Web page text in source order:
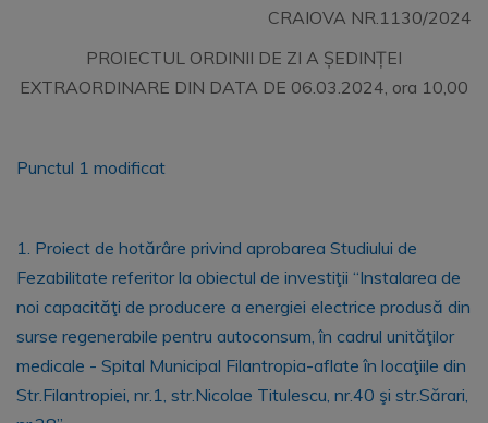
CRAIOVA NR.1130/2024
PROIECTUL ORDINII DE ZI A ȘEDINȚEI
EXTRAORDINARE DIN DATA DE 06.03.2024, ora 10,00
Punctul 1 modificat
1. Proiect de hotărâre privind aprobarea Studiului de
Fezabilitate referitor la obiectul de investiţii “Instalarea de
noi capacităţi de producere a energiei electrice produsă din
surse regenerabile pentru autoconsum, în cadrul unităţilor
medicale - Spital Municipal Filantropia-aflate în locaţiile din
Str.Filantropiei, nr.1, str.Nicolae Titulescu, nr.40 şi str.Sărari,